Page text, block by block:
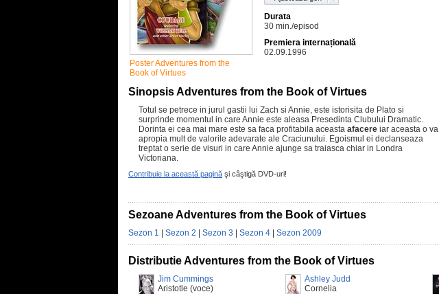
Poster Adventures from the
Book of Virtues
Durata
30 min./episod
Premiera internațională
02.09.1996
Sinopsis Adventures from the Book of Virtues
Totul se petrece in jurul gastii lui Zach si Annie, este istorisita de Plato si
surprinde momentul in care Annie este aleasa Presedinta Clubului Dramatic.
Dorinta ei cea mai mare este sa faca profitabila aceasta afacere iar aceasta o va
apropia mult de valorile adevarate ale Craciunului. Egoismul ei declanseaza
treptat o serie de visuri in care Annie ajunge sa traiasca chiar in Londra
Victoriana.
Contribuie la această pagină şi câştigă DVD-uri!
Sezoane Adventures from the Book of Virtues
Sezon 1 Sezon 2 Sezon 3 Sezon 4 Sezon 2009
Distributie Adventures from the Book of Virtues
Jim Cummings
Aristotle (voce)
Ashley Judd
Cornelia